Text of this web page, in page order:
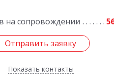
на сопровождении
Отправить заявку
Показать контакты
Отправить заявку
Назад